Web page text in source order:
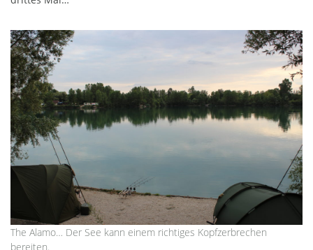
The Alamo… Der See kann einem richtiges Kopfzerbrechen
bereiten.